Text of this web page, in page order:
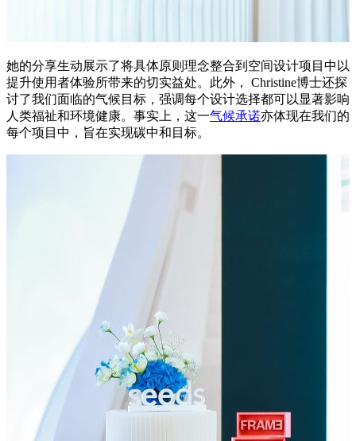
她的分享生动展示了将具体原则理念整合到空间设计项目中以
提升使用者体验所带来的切实益处。此外， Christine博士还探
讨了我们面临的气候目标，强调每个设计选择都可以显著影响
人类福祉和环境健康。事实上，这一气候承诺亦体现在我们的
每个项目中，旨在实现碳中和目标。